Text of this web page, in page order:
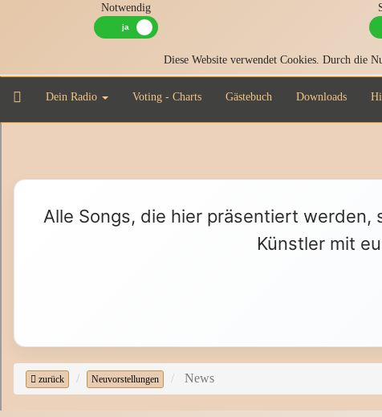
Notwendig
Diese Website verwendet Cookies. Durch die
Dein Radio Voting - Charts Gästebuch Downloads
Alle Songs, die hier präsentiert
Künstler mit
zurück Neuvorstellungen News